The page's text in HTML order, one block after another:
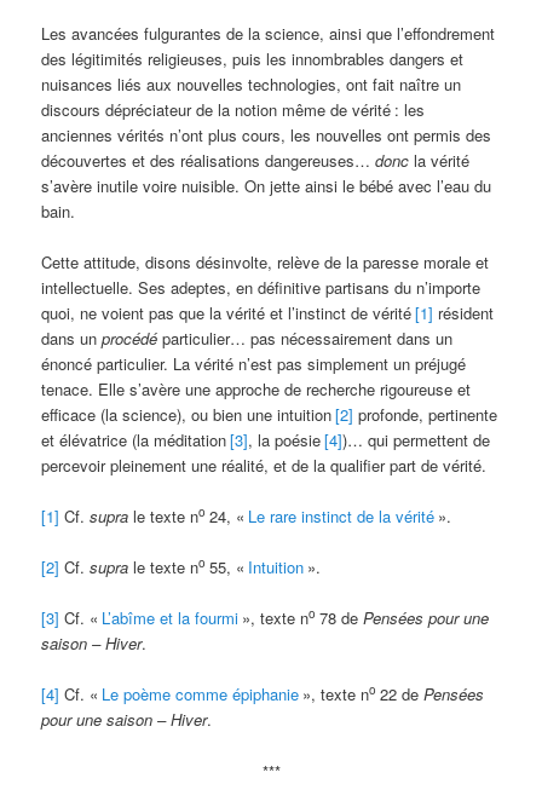
Les avancées fulgurantes de la science, ainsi que l’effondrement
des légitimités religieuses, puis les innombrables dangers et
nuisances liés aux nouvelles technologies, ont fait naître un
discours dépréciateur de la notion même de vérité : les
anciennes vérités n’ont plus cours, les nouvelles ont permis des
découvertes et des réalisations dangereuses…donc la vérité
s’avère inutile voire nuisible. On jette ainsi le bébé avec l’eau du
bain.
Cette attitude, disons désinvolte, relève de la paresse morale et
intellectuelle. Ses adeptes, en définitive partisans du n’importe
quoi, ne voient pas que la vérité et l’instinct de vérité[1] résident
dans unprocédé particulier… pas nécessairement dans un
énoncé particulier. La vérité n’est pas simplement un préjugé
tenace. Elle s’avère une approche de recherche rigoureuse et
efficace (la science), ou bien une intuition[2] profonde, pertinente
et élévatrice (la méditation[3], la poésie[4])… qui permettent de
percevoir pleinement une réalité, et de la qualifier part de vérité.
[1] Cf.supra le texte no 24, « Le rare instinct de la vérité ».
[2] Cf.supra le texte no 55, « Intuition ».
[3] Cf. « L’abîme et la fourmi », texte no 78 dePensées pour une
saison – Hiver.
[4] Cf. « Le poème comme épiphanie », texte no 22 dePensées
pour une saison – Hiver.
***